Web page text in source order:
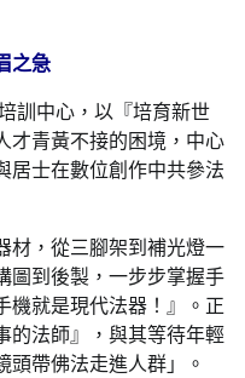
之急
訓中心，以『培育新世
才青黃不接的困境，中心
居士在數位創作中共參法
材，從三腳架到補光燈一
圖到後製，一步步掌握手
機就是現代法器！』。正
的法師』，與其等待年輕
帶佛法走進人群」。